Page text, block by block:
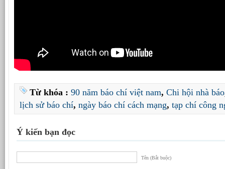
Từ khóa : 90 năm báo chí việt nam, Chi hội nhà báo
lịch sử báo chí, ngày báo chí cách mạng, tạp chí công
Ý kiến bạn đọc
Tên (Bắt buộc)